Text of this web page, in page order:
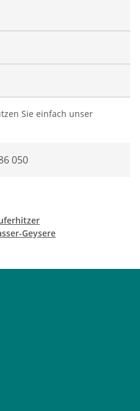
Sie einfach unser
050
Geysere